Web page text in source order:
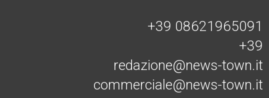
+39 08621965091
+39
redazione@news-town.it
commerciale@news-town.it